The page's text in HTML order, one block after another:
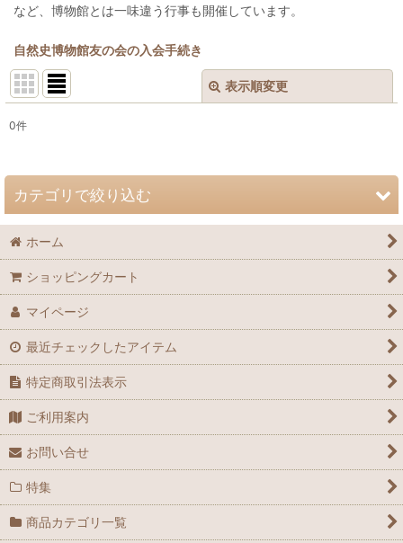
など、博物館とは一味違う行事も開催しています。
自然史博物館友の会の入会手続き
表示順変更
並び順 :
0件
カテゴリで絞り込む
自然史博物館友の会 会誌「Nature Study」 (全商品)
72巻（2026年）
71巻（2025年）
69巻（2023年）
68巻（2022年）
66巻（2020年）
ホーム
ショッピングカート
マイページ
最近チェックしたアイテム
特定商取引法表示
ご利用案内
お問い合せ
特集
商品カテゴリ一覧